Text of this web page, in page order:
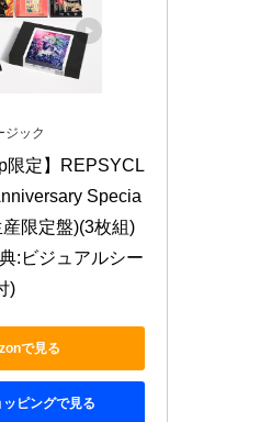
ジック
限定】REPSYCL
Specia
産限定盤)(3枚組)
:ビジュアルシー
)
で見る
ピングで見る